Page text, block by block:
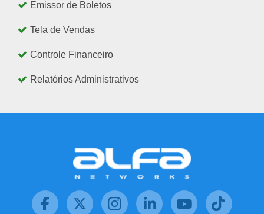
Emissor de Boletos
Tela de Vendas
Controle Financeiro
Relatórios Administrativos